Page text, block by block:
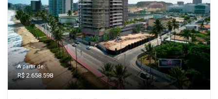
A partir de:
R$ 2.658.598